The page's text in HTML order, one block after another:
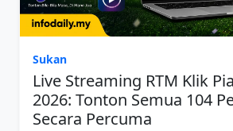
Sukan
Live Streaming RTM Klik
2026: Tonton Semua 104
Secara Percuma